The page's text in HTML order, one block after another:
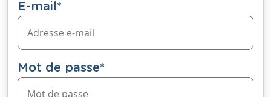
E-mail*
Mot de passe*